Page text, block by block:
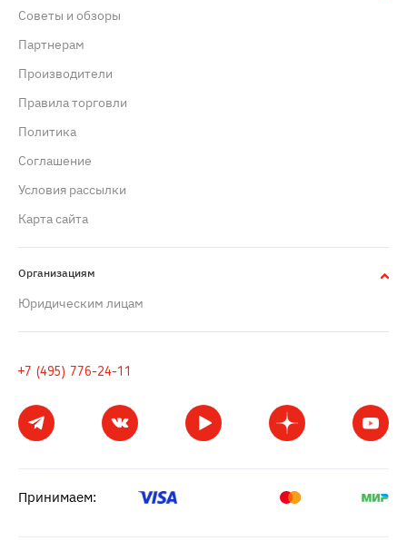
Советы и обзоры
Партнерам
Производители
Правила торговли
Политика
Cоглашение
Условия рассылки
Карта сайта
Организациям
Юридическим лицам
+7 (495) 776-24-11
Принимаем: